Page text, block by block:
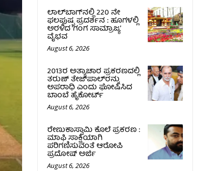
ಲಾಲ್‍ಬಾಗ್‍ನಲ್ಲಿ 220 ನೇ
ಫಲಪುಷ್ಪ ಪ್ರದರ್ಶನ : ಹೂಗಳಲ್ಲಿ
ಅರಳಿದ ‘ಗಂಗ ಸಾಮ್ರಾಜ್ಯ’
ವೈಭವ
August 6, 2026
2013ರ ಅತ್ಯಾಚಾರ ಪ್ರಕರಣದಲ್ಲಿ
ತರುಣ್ ತೇಜ್‌ಪಾಲ್‌ರನ್ನು
ಅಪರಾಧಿ ಎಂದು ಘೋಷಿಸಿದ
ಬಾಂಬೆ ಹೈಕೋರ್ಟ್
August 6, 2026
ರೇಣುಕಾಸ್ವಾಮಿ ಕೊಲೆ ಪ್ರಕರಣ :
ಮಾಫಿ ಸಾಕ್ಷಿಯಾಗಿ
ಪರಿಗಣಿಸುವಂತೆ ಆರೋಪಿ
ಪ್ರದೋಷ್‌ ಅರ್ಜಿ
August 6, 2026